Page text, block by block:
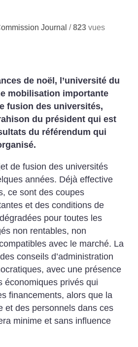
Journal /823 vues
de noël, l’université du
mobilisation importante
fusion des universités,
du président qui est
du référendum qui
de fusion des universités
années. Déjà effective
ce sont des coupes
et des conditions de
pour toutes les
non rentables, non
avec le marché. La
conseils d’administration
avec une présence
économiques privés qui
financements, alors que la
et des personnels dans ces
minime et sans influence